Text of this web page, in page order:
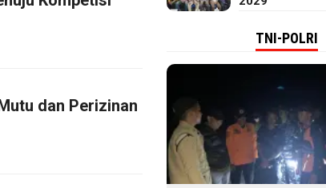
dan Perizinan
TNI-POLRI